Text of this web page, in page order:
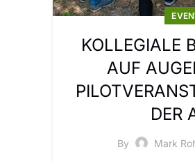
KOLLEGIALE
AUF
DER
By Mark